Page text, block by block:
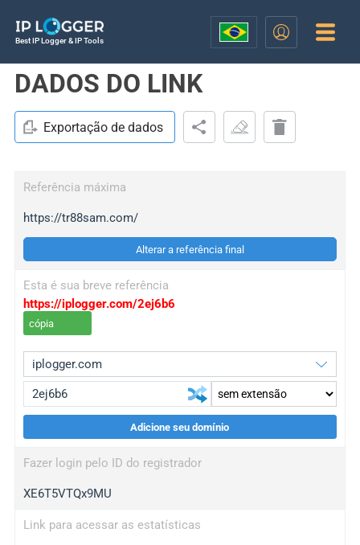
Best IP Logger & IP Tools
DADOS DO LINK
Exportação de dados
Referência máxima
https://tr88sam.com/
Alterar a referência final
Esta é sua breve referência
https://iplogger.com/2ej6b6
cópia
wl.gl
ed.tc
Adicione seu domínio
Fazer login pelo ID do registrador
XE6T5VTQx9MU
Link para acessar as estatísticas